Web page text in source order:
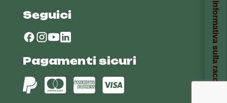
Seguici
Pagamenti sicuri Informativa sulla raccolta